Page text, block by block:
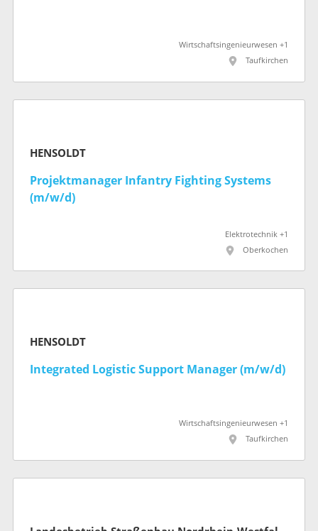
Wirtschaftsingenieurwesen +1
Taufkirchen
HENSOLDT
Projektmanager Infantry Fighting Systems
(m/w/d)
Elektrotechnik +1
Oberkochen
HENSOLDT
Integrated Logistic Support Manager (m/w/d)
Wirtschaftsingenieurwesen +1
Taufkirchen